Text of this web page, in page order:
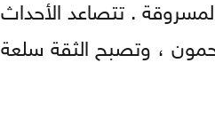
. تتصاعد الأحداث
، وتصبح الثقة سلعة